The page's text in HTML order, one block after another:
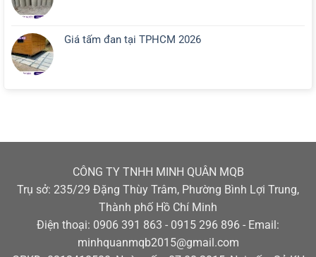
Giá tấm đan tại TPHCM 2026
CÔNG TY TNHH MINH QUÂN MQB
Trụ sở: 235/29 Đặng Thùy Trâm, Phường Bình Lợi Trung,
Thành phố Hồ Chí Minh
Điện thoại: 0906 391 863 - 0915 296 896 - Email:
minhquanmqb2015@gmail.com